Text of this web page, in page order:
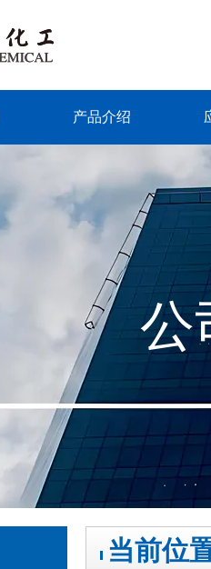
产品介绍
公
当前位